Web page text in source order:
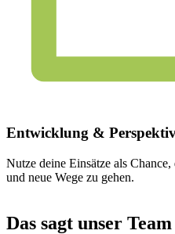
Entwicklung &
Nutze deine Einsätze als
und neue Wege zu gehen.
Das sagt unser Team